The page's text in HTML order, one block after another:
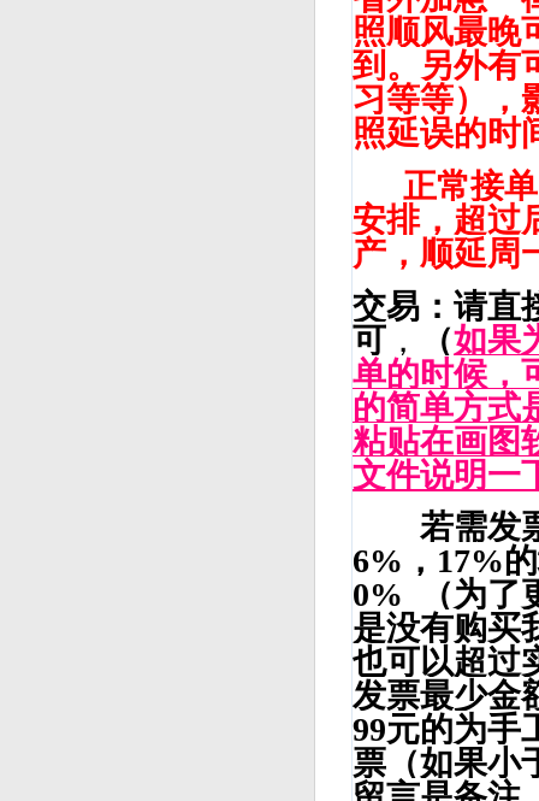
照顺风最晚
到。另外有
习等等），
照延误的时
正常接单
安排，超过
产，顺延周
交易：请直
可 ， （如果
单的时候，
的简单方式
粘贴在画图
文件说明一
若需发票
6%，17%
0% （为了
是没有购买
也可以超过
发票最少金
99元的为手
票（如果小